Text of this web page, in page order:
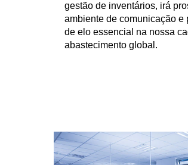
gestão de inventários, irá
ambiente de comunicação e
de elo essencial na nossa
abastecimento global.